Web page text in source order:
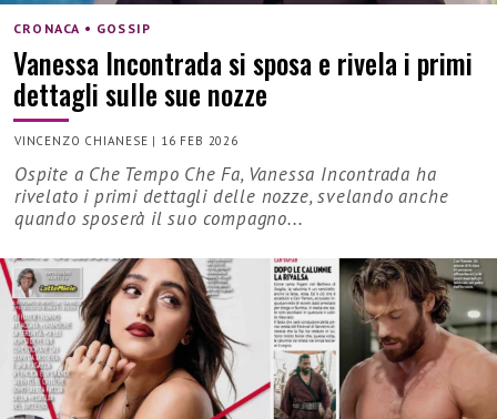
CRONACA • GOSSIP
Vanessa Incontrada si sposa e rivela i primi
dettagli sulle sue nozze
VINCENZO CHIANESE | 16 FEB 2026
Ospite a Che Tempo Che Fa, Vanessa Incontrada ha
rivelato i primi dettagli delle nozze, svelando anche
quando sposerà il suo compagno...